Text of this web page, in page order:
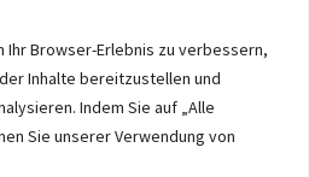
Ihr Browser-Erlebnis zu verbessern,
Inhalte bereitzustellen und
Indem Sie auf „Alle
Sie unserer Verwendung von
member of the ERUON